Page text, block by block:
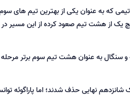
دیدارهای مرحله یک هشتم نهایی جام جهانی ۲۰۲۶، آخرین تیمی که به عنوان یکی از بهترین
یک از هشت تیم صعود کرده از این
و سنگال به عنوان هشت تیم سوم برتر
شانزدهم نهایی حذف شدند؛ اما پاراگوئه